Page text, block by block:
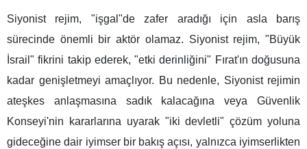
Siyonist rejim, "işgal"de zafer aradığı için asla barış
sürecinde önemli bir aktör olamaz. Siyonist rejim, "Büyük
İsrail" fikrini takip ederek, "etki derinliğini" Fırat'ın doğusuna
kadar genişletmeyi amaçlıyor. Bu nedenle, Siyonist rejimin
ateşkes anlaşmasına sadık kalacağına veya Güvenlik
Konseyi'nin kararlarına uyarak "iki devletli" çözüm yoluna
gideceğine dair iyimser bir bakış açısı, yalnızca iyimserlikten